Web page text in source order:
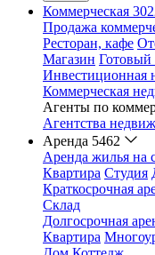
Коммерческая
Продажа
Ресторан, кафе
Магазин Готовый
Инвестиционная
Коммерческая
Агенты по
Агентства
Аренда 5462
Аренда жилья на
Квартира Студия
Краткосрочная
Склад
Долгосрочная
Квартира